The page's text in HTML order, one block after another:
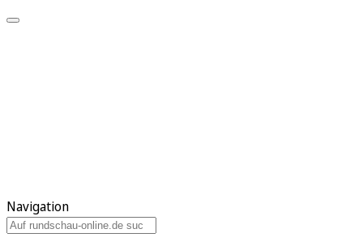
Navigation